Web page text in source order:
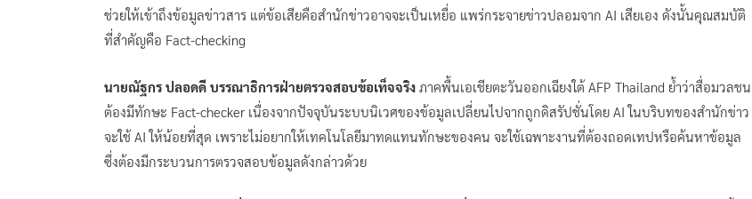
ช่วยให้เข้าถึงข้อมูลข่าวสาร แต่ข้อเสียคือสำนักข่าวอาจจะเป็นเหยื่อ แพร่กระจายข่าวปลอมจาก AI เสียเอง ดังนั้นคุณสมบัติ
ที่สำคัญคือ Fact-checking
นายณัฐกร ปลอดดี บรรณาธิการฝ่ายตรวจสอบข้อเท็จจริง ภาคพื้นเอเชียตะวันออกเฉียงใต้ AFP Thailand ย้ำว่าสื่อมวลชน
ต้องมีทักษะ Fact-checker เนื่องจากปัจจุบันระบบนิเวศของข้อมูลเปลี่ยนไปจากถูกดิสรัปชั่นโดย AI ในบริบทของสำนักข่าว
จะใช้ AI ให้น้อยที่สุด เพราะไม่อยากให้เทคโนโลยีมาทดแทนทักษะของคน จะใช้เฉพาะงานที่ต้องถอดเทปหรือค้นหาข้อมูล
ซึ่งต้องมีกระบวนการตรวจสอบข้อมูลดังกล่าวด้วย